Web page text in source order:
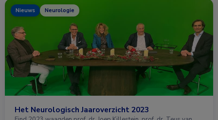
Nieuws Neurologie
Het Neurologisch Jaaroverzicht 2023